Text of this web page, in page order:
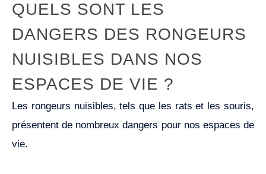
QUELS SONT LES
DANGERS DES RONGEURS
NUISIBLES DANS NOS
ESPACES DE VIE ?
Les rongeurs nuisibles, tels que les rats et les souris,
présentent de nombreux dangers pour nos espaces de
vie.